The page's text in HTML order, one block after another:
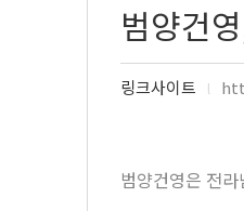
범양건
링크사이트 l
범양건영은 전